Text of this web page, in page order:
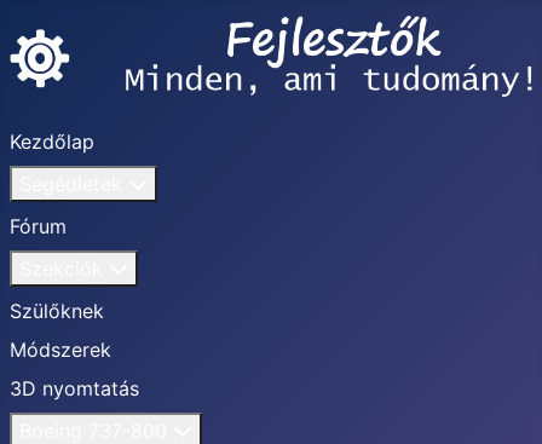
Kezdőlap
Fórum
Szülőknek
Módszerek
3D nyomtatás